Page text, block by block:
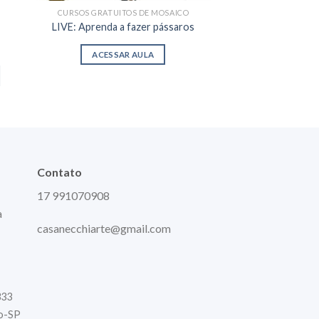
CURSOS GRATUITOS DE MOSAICO
LIVE: Aprenda a fazer pássaros
ACESSAR AULA
SP
Contato
17 991070908
casanecchiarte@gmail.com